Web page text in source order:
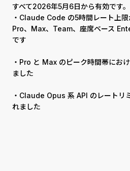
すべて2026年5月6日から有効です。
・Claude Code の5時間レート上
Pro、Max、Team、座席ベース
です
・Pro と Max のピーク時間帯にお
ました
・Claude Opus 系 API のレートリ
れました